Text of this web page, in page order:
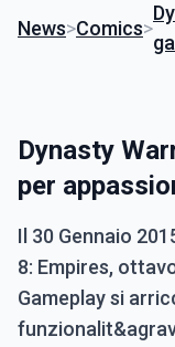
News>Comics>
Dynasty
per
Il 30 Gennaio
8: Empires,
Gameplay si